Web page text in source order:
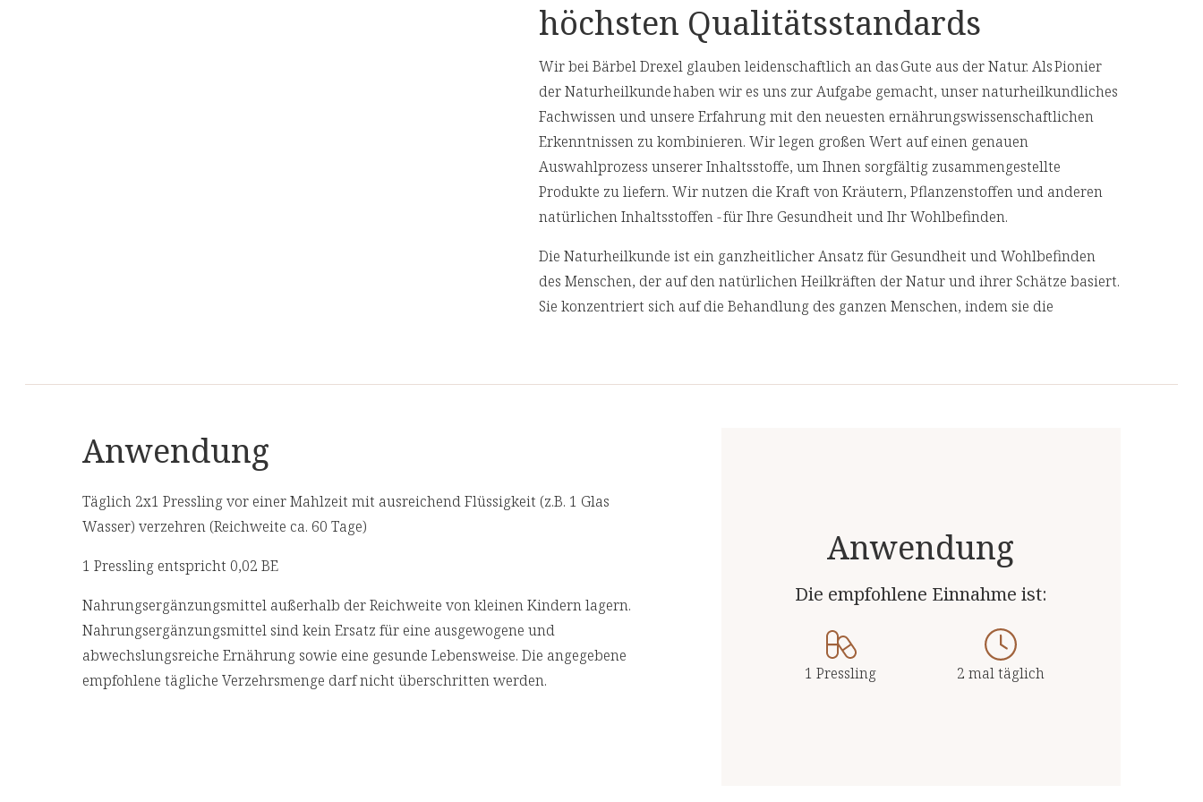
[13] Vitamin C trägt zu einer normalen Funktion des Immunsystems bei.
[14] Vitamin D trägt zu einer normalen Funktion des Immunsystems bei.
[15] Zink trägt zu einer normalen Funktion des Immunsystems bei.
[16] Vitamin C trägt dazu bei, die Zellen vor oxidativem Stress zu schützen.
[17] Zink trägt dazu bei, die Zellen vor oxidativem Stress zu schützen.
[18] Vitamin D trägt zur Erhaltung normaler Knochen bei.
[19] Zink trägt zur Erhaltung normaler Knochen bei.
Vitamin D 5μg (100%)*
Vitamin E 12mg (100%)*
Vitamin A (aus Provitamin A) 800μg (100%)*
Vitamin B2 1,5mg (107%)*
Vitamin B3 2,55mg (16%)*
Vitamin B12
2mg (100%)*
Kupfer
Zink 10mg (100%)*
höchsten Qualitätsstandards
Wir bei Bärbel Drexel glauben leidenschaftlich an das Gute aus der Natur. Als Pionier
der Naturheilkunde haben wir es uns zur Aufgabe gemacht, unser naturheilkundliches
Fachwissen und unsere Erfahrung mit den neuesten ernährungswissenschaftlichen
Erkenntnissen zu kombinieren. Wir legen großen Wert auf einen genauen
Auswahlprozess unserer Inhaltsstoffe, um Ihnen sorgfältig zusammengestellte
Produkte zu liefern. Wir nutzen die Kraft von Kräutern, Pflanzenstoffen und anderen
natürlichen Inhaltsstoffen - für Ihre Gesundheit und Ihr Wohlbefinden.
Die Naturheilkunde ist ein ganzheitlicher Ansatz für Gesundheit und Wohlbefinden
des Menschen, der auf den natürlichen Heilkräften der Natur und ihrer Schätze basiert.
Sie konzentriert sich auf die Behandlung des ganzen Menschen, indem sie die
Anwendung
Die empfohlene Einnahme ist:
1 Pressling 2 mal täglich
Anwendung
Täglich 2x1 Pressling vor einer Mahlzeit mit ausreichend Flüssigkeit (z.B. 1 Glas
Wasser) verzehren (Reichweite ca. 60 Tage)
1 Pressling entspricht 0,02 BE
Nahrungsergänzungsmittel außerhalb der Reichweite von kleinen Kindern lagern.
Nahrungsergänzungsmittel sind kein Ersatz für eine ausgewogene und
abwechslungsreiche Ernährung sowie eine gesunde Lebensweise. Die angegebene
empfohlene tägliche Verzehrsmenge darf nicht überschritten werden.